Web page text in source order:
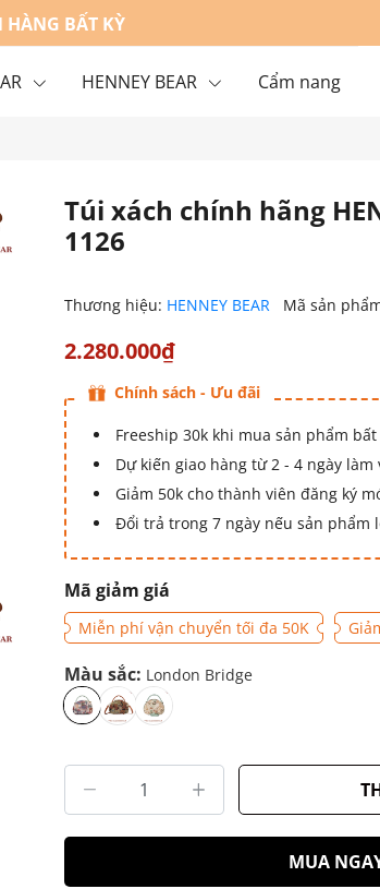
HÀNG BẤT KỲ
HENNEY BEAR Cẩm nang
Túi xách chính hãng
1126
Thương hiệu: HENNEY BEAR Mã sản
2.280.000₫
Chính sách - Ưu đãi
Freeship 30k khi mua sản phẩm bất
Dự kiến giao hàng từ 2 - 4 ngày làm
Giảm 50k cho thành viên đăng ký
Đổi trả trong 7 ngày nếu sản phẩm
Mã giảm giá
Miễn phí vận chuyển tối đa 50K
Màu sắc: London Bridge
MUA